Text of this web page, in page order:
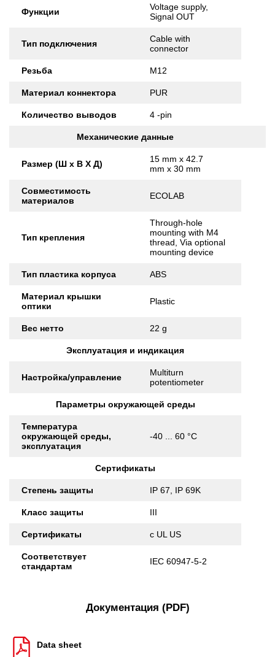
Функции
Voltage supply,
Signal OUT
Тип подключения
Cable with
connector
Резьба M12
Материал коннектора PUR
Количество выводов 4 -pin
Механические данные
Размер (Ш x В X Д)
15 mm x 42.7
mm x 30 mm
Совместимость
материалов
ECOLAB
Тип крепления
Through-hole
mounting with M4
thread, Via optional
mounting device
Тип пластика корпуса ABS
Материал крышки
оптики
Plastic
Вес нетто 22 g
Эксплуатация и индикация
Настройка/управление
Multiturn
potentiometer
Параметры окружающей среды
Температура
окружающей среды,
эксплуатация
-40 ... 60 °C
Сертификаты
Степень защиты IP 67, IP 69K
Класс защиты III
Сертификаты c UL US
Соответствует
стандартам
IEC 60947-5-2
Документация (PDF)
Data sheet